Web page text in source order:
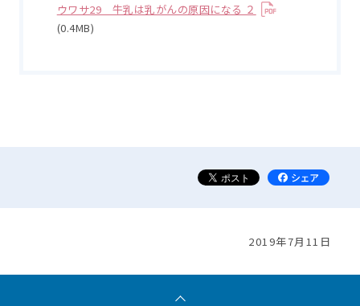
ウワサ29 牛乳は乳がんの原因になる ２
(0.4MB)
2019年7月11日